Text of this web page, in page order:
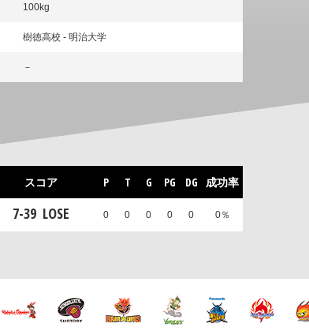
100kg
樹徳高校 - 明治大学
－
スコア P T G PG DG 成功率
7-39 LOSE 0 0 0 0 0 0％